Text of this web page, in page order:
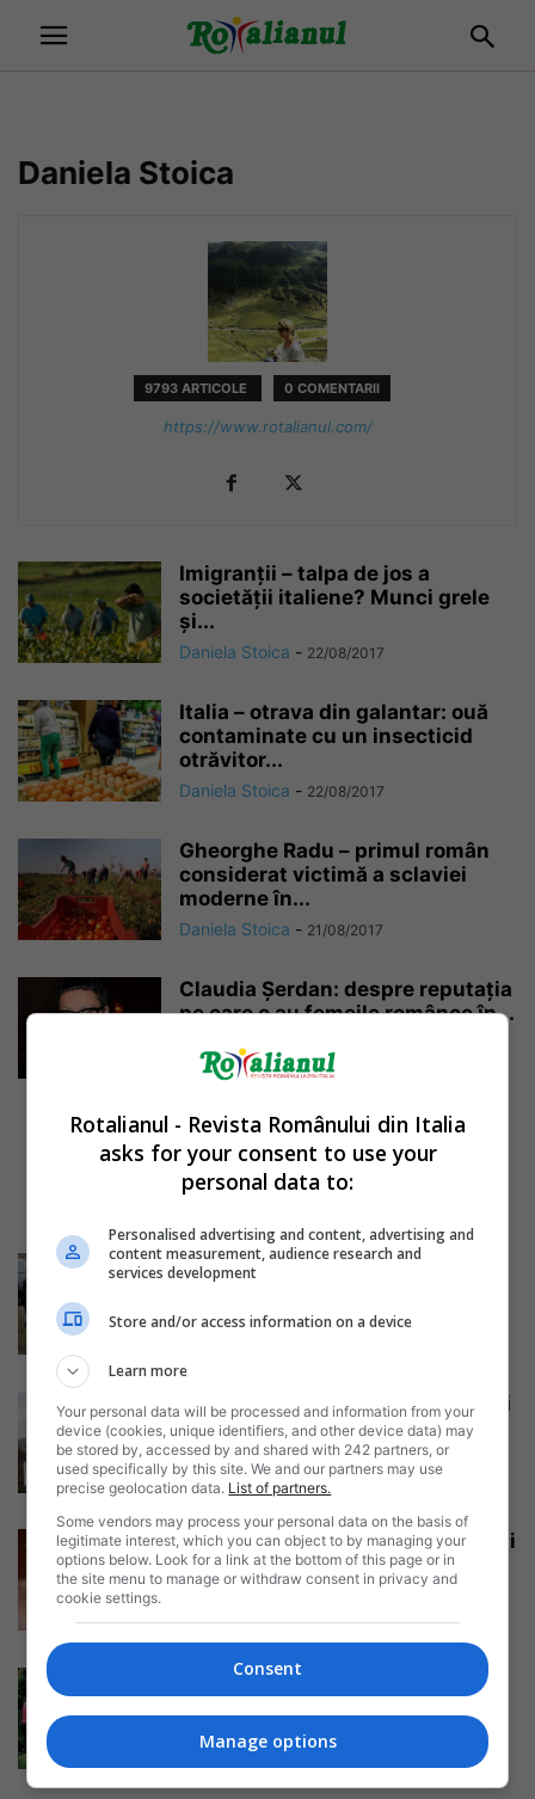
Daniela Stoica
9793 ARTICOLE 0 COMENTARII
https://www.rotalianul.com/
Imigranții – talpa de jos a
societății italiene? Munci grele
și...
Daniela Stoica - 22/08/2017
Italia – otrava din galantar: ouă
contaminate cu un insecticid
otrăvitor...
Daniela Stoica - 22/08/2017
Gheorghe Radu – primul român
considerat victimă a sclaviei
moderne în...
Daniela Stoica - 21/08/2017
Claudia Șerdan: despre reputația
pe care o au femeile românce în...
Daniela Stoica
Pensia comunitară 2017. Cum se
poate obține pensie în România
și...
Sardegna: șoferiță italiancă
accidentează o badantă română
și fuge de la...
180 de pasageri au rămas blocați
peste patru ore pe aeroportul...
Daniela Stoica - 19/08/2017
Prime de instalare pentru românii
care se întorc din străinătate.
Câţi...
Daniela Stoica - 18/08/2017
Badante: denunțarea muncii la
negru. Ce amenzi primește
Daniela Stoica
Rotalianul - Revista Românului din Italia
asks for your consent to use your
personal data to:
Personalised advertising and content, advertising and
content measurement, audience research and
services development
Store and/or access information on a device
Learn more
Your personal data will be processed and information from your
device (cookies, unique identifiers, and other device data) may
be stored by, accessed by and shared with 242 partners, or
used specifically by this site. We and our partners may use
precise geolocation data. List of partners.
Some vendors may process your personal data on the basis of
legitimate interest, which you can object to by managing your
options below. Look for a link at the bottom of this page or in
the site menu to manage or withdraw consent in privacy and
cookie settings.
Consent
Manage options